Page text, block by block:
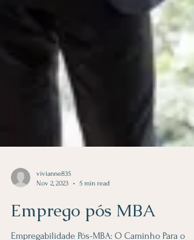
vivianne835
Nov 2, 2023
5 min read